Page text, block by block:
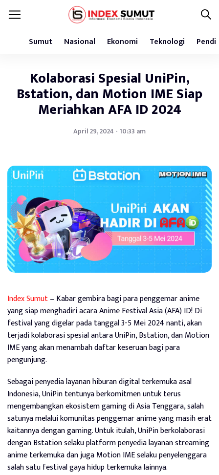
Sumut Nasional Ekonomi Teknologi
Kolaborasi Spesial UniPin,
Bstation, dan Motion IME Siap
Meriahkan AFA ID 2024
April 29, 2024 - 10:33 am
Index Sumut– Kabar gembira bagi para penggemar anime
yang siap menghadiri acara Anime Festival Asia (AFA) ID! Di
festival yang digelar pada tanggal 3-5 Mei 2024 nanti, akan
terjadi kolaborasi spesial antara UniPin, Bstation, dan Motion
IME yang akan menambah daftar keseruan bagi para
pengunjung.
Sebagai penyedia layanan hiburan digital terkemuka asal
Indonesia, UniPin tentunya berkomitmen untuk terus
mengembangkan ekosistem gaming di Asia Tenggara, salah
satunya melalui komunitas penggemar anime yang masih erat
kaitannya dengan gaming. Untuk itulah, UniPin berkolaborasi
dengan Bstation selaku platform penyedia layanan streaming
anime terkemuka dan juga Motion IME selaku penyelenggara
salah satu festival gaya hidup terkemuka lainnya.